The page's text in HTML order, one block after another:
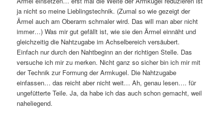
ja nicht so meine Lieblingstechnik. (Zumal so wie gezeigt der
Ärmel auch am Oberarm schmaler wird. Das will man aber nicht
immer…) Was mir gut gefällt ist, wie sie den Ärmel einnäht und
gleichzeitig die Nahtzugabe im Achselbereich versäubert.
Einfach nur durch den Nahtbeginn an der richtigen Stelle. Das
versuche ich mir zu merken. Nicht ganz so sicher bin ich mir mit
der Technik zur Formung der Armkugel. Die Nahtzugabe
einfassen… das reicht aber nicht weit… Ah, genau lesen…. für
ungefütterte Teile. Ja, da habe ich das auch schon gemacht, weil
naheliegend.